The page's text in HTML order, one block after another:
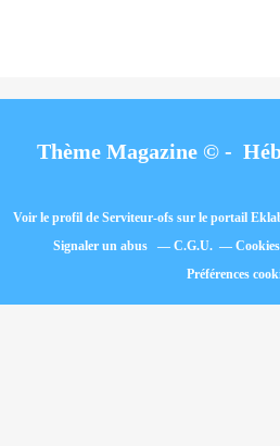
Thème Magazine © -
Voir le profil de Serviteur-ofssur le portail
Signaler un abus
C.G.U.
Préférences